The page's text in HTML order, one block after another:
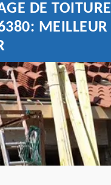
DE TOITURE
MEILLEUR